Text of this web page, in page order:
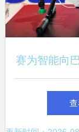
赛为智能向
灭蝗无人机